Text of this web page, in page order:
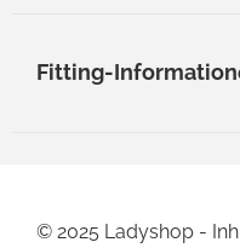
Fitting-
© 2025 Ladyshop -